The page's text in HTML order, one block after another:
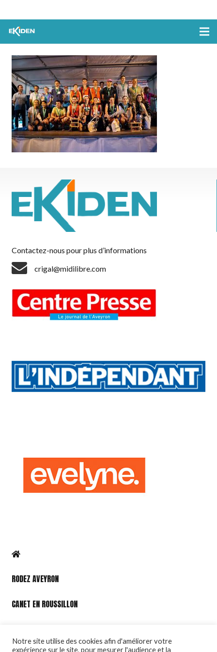
Contactez-nous pour plus d’informations
crigal@midilibre.com
RODEZ AVEYRON
CANET EN ROUSSILLON
Notre site utilise des cookies afin d'améliorer votre
expérience sur le site, pour mesurer l'audience et la